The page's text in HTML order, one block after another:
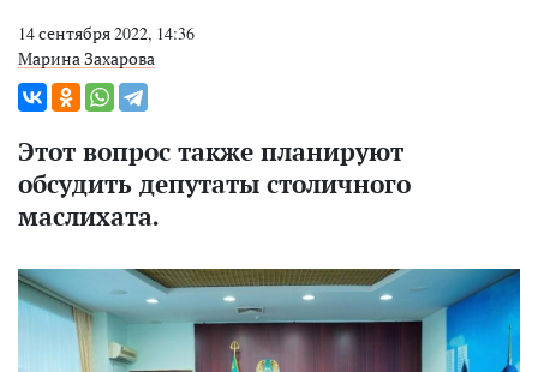
14 сентября 2022, 14:36
Марина Захарова
Этот вопрос также планируют
обсудить депутаты столичного
маслихата.